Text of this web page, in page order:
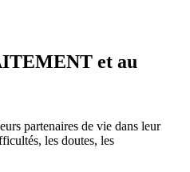
et au
partenaires de vie dans leur
les doutes, les